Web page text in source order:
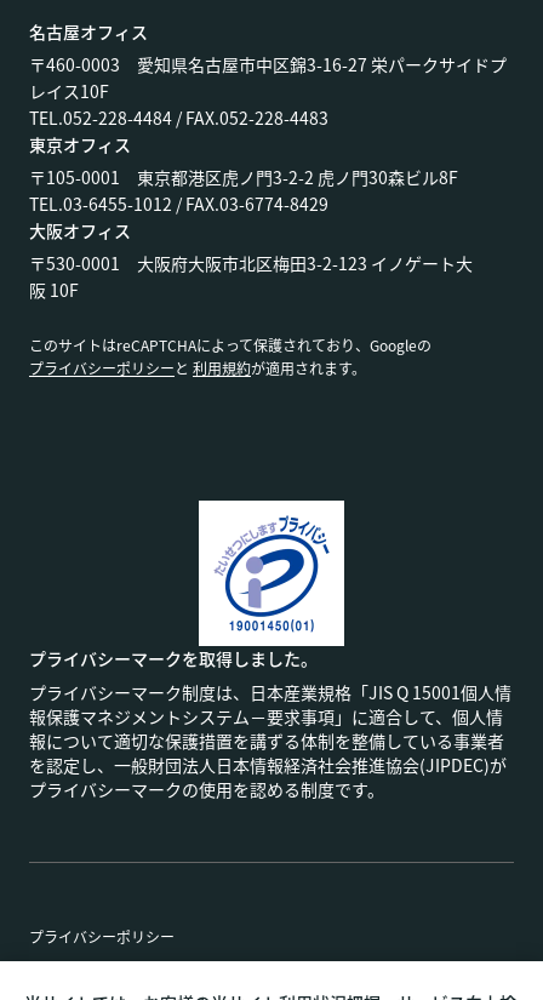
名古屋オフィス
〒460-0003 愛知県名古屋市中区錦3-16-27 栄パークサイドプ
レイス10F
TEL.052-228-4484 / FAX.052-228-4483
東京オフィス
〒105-0001 東京都港区虎ノ門3-2-2 虎ノ門30森ビル8F
TEL.03-6455-1012 / FAX.03-6774-8429
大阪オフィス
〒530-0001 大阪府大阪市北区梅田3-2-123 イノゲート大
阪 10F
このサイトはreCAPTCHAによって保護されており、Googleの
プライバシーポリシーと 利用規約が適用されます。
プライバシーマークを取得しました。
プライバシーマーク制度は、日本産業規格「JIS Q 15001個人情
報保護マネジメントシステム－要求事項」に適合して、個人情
報について適切な保護措置を講ずる体制を整備している事業者
を認定し、一般財団法人日本情報経済社会推進協会(JIPDEC)が
プライバシーマークの使用を認める制度です。
プライバシーポリシー